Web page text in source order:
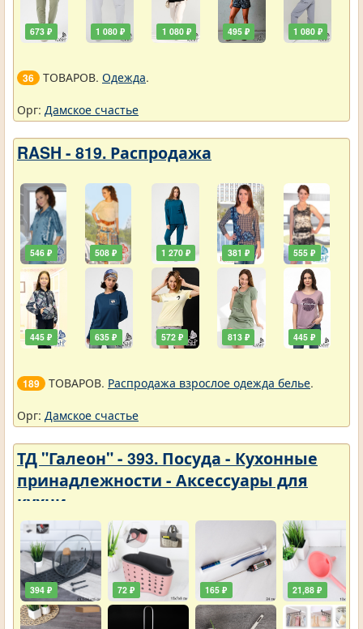
673 ₽ 1 080 ₽ 1 080 ₽ 495 ₽ 1 080 ₽
36 ТОВАРОВ. Одежда.
Орг: Дамское счастье
RASH - 819. Распродажа
546 ₽
445 ₽
508 ₽
635 ₽
1 270 ₽
572 ₽
381 ₽
813 ₽
555 ₽
445 ₽
189 ТОВАРОВ. Распродажа взрослое одежда белье.
Орг: Дамское счастье
ТД "Галеон" - 393. Посуда - Кухонные
принадлежности - Аксессуары для
кухни
394 ₽ 72 ₽ 165 ₽ 21,88 ₽